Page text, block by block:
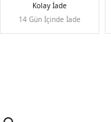
Kolay İade
14 Gün İçinde İade